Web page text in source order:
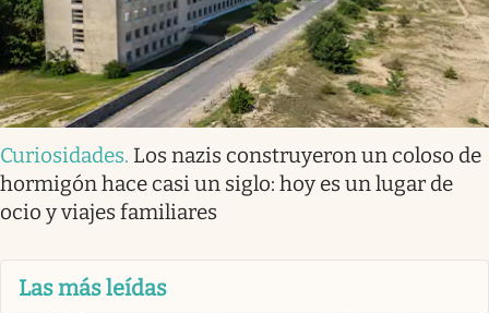
Curiosidades. Los nazis construyeron un coloso de
hormigón hace casi un siglo: hoy es un lugar de
ocio y viajes familiares
Las más leídas